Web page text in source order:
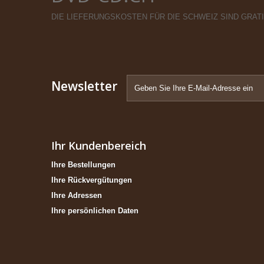
DIE LIEFERUNGSKOSTEN FÜR DIE SCHWEIZ SIND
Newsletter
Ihr Kundenbereich
Ihre Bestellungen
Ihre Rückvergütungen
Ihre Adressen
Ihre persönlichen Daten